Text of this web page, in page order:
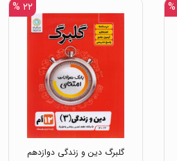
۲۲ %
گلبرگ دین و زندگی دوازدهم